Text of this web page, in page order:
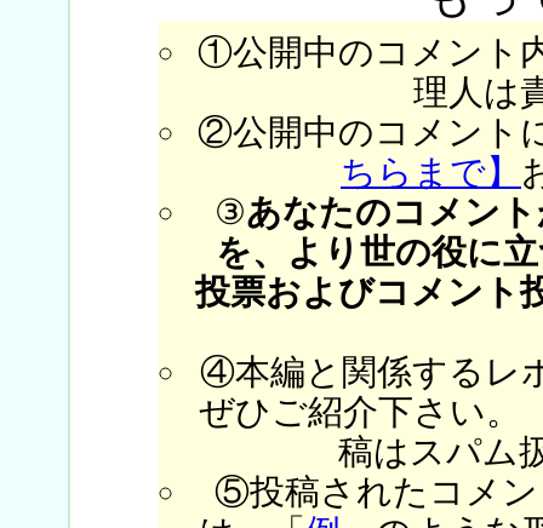
①公開中のコメント
理人は
②公開中のコメント
ちらまで】
③あなたのコメン
を、より世の役に
投票およびコメント
④本編と関係するレ
ぜひご紹介下さい。
稿はスパム
⑤投稿されたコメン